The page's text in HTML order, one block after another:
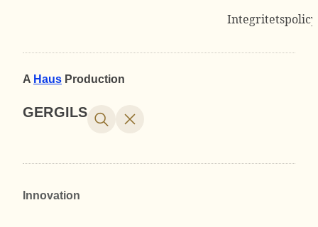
Integritetspolicy
A Haus Production
GERGILS
Innovation